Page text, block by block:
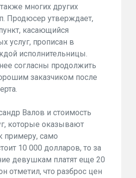
многих других
Продюсер утверждает,
касающийся
услуг, прописан в
исполнительницы.
согласны продолжить
заказчиком после
Валов и стоимость
которые оказывают
примеру, само
10 000 долларов, то за
девушкам платят еще 20
отметил, что разброс цен